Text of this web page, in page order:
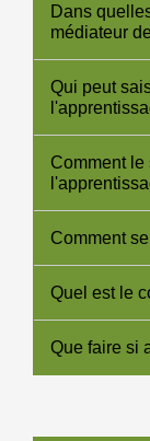
Dans
médiateur
Qui peut
Comment le
Comment
Quel est le
Que faire si